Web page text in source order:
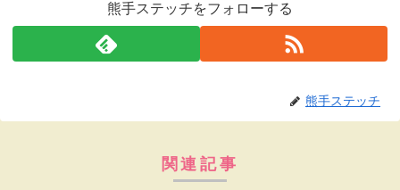
熊手ステッチをフォローする
熊手ステッチ
関連記事